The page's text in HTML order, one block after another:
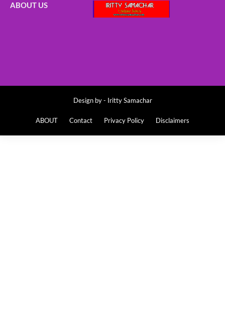
ABOUT US
Design by - Iritty Samachar
ABOUT Contact Privacy Policy Disclaimers